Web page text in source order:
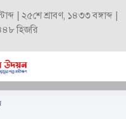
| ২৫শে শ্রাবণ, ১৪৩৩ বঙ্গাব্দ |
হিজরি